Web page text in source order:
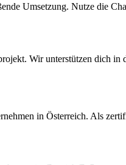
Umsetzung. Nutze die
Wir unterstützen dich
in Österreich. Als